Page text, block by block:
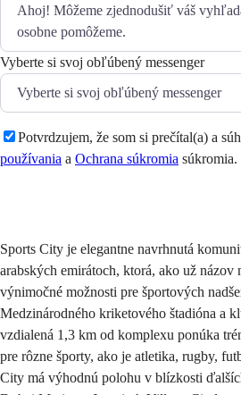
Vyberte si svoj obľúbený messenger
Potvrdzujem, že som si prečítal(a) a
používania a Ochrana súkromia súkromia.
Sports City je elegantne navrhnutá
arabských emirátoch, ktorá, ako už názov
výnimočné možnosti pre športových
Medzinárodného kriketového štadióna a
vzdialená 1,3 km od komplexu ponúka
pre rôzne športy, ako je atletika, rugby,
City má výhodnú polohu v blízkosti